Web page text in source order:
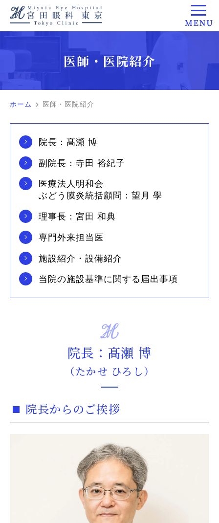
医師・医院紹介
ホーム 医師・医院紹介
院長：髙瀬 博
副院長：寺田 裕紀子
医療法人明和会
ぶどう膜炎統括顧問：望月 學
理事長：宮田 和典
専門外来担当医
施設紹介・設備紹介
当院の施設基準に関する届出事項
院長：髙瀬 博
（たかせ ひろし）
院長からのご挨拶